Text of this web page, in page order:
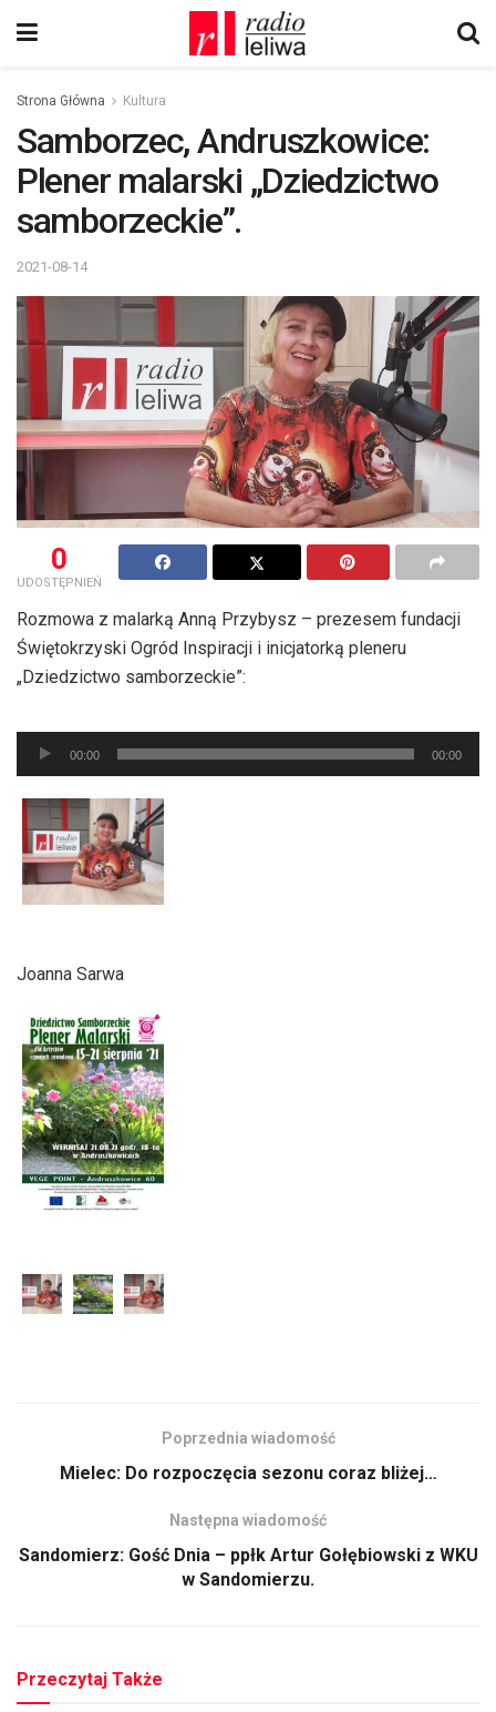
Strona Główna Kultura
Samborzec, Andruszkowice:
Plener malarski „Dziedzictwo
samborzeckie”.
2021-08-14
0
UDOSTĘPNIEŃ
Rozmowa z malarką Anną Przybysz – prezesem fundacji
Świętokrzyski Ogród Inspiracji i inicjatorką pleneru
„Dziedzictwo samborzeckie”:
plików
00:00 00:00
Joanna Sarwa
Poprzednia wiadomość
Mielec: Do rozpoczęcia sezonu coraz bliżej…
Następna wiadomość
Sandomierz: Gość Dnia – ppłk Artur Gołębiowski z WKU
w Sandomierzu.
Przeczytaj Także